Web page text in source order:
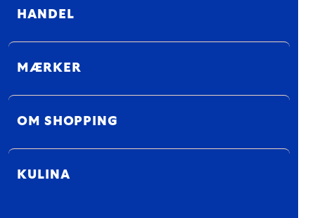
HANDEL
MÆRKER
OM SHOPPING
KULINA